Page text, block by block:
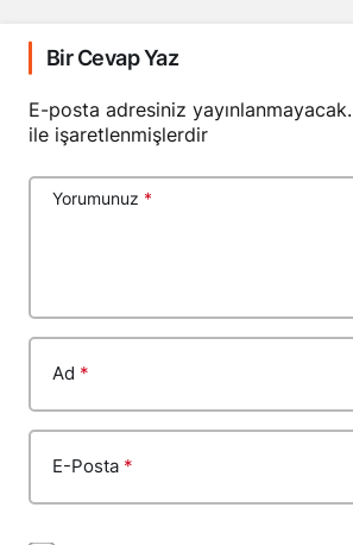
Bir Cevap Yaz
E-posta adresiniz yayınlanmayacak.
ile işaretlenmişlerdir
Yorumunuz *
Ad *
E-Posta *